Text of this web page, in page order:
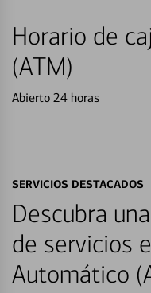
Horario de
(ATM)
Abierto 24 horas
SERVICIOS DESTACADOS
Descubra
de servicios
Automático